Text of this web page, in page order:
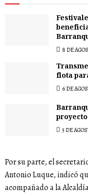
8 DE
flota
6 DE
5 DE
Por su parte, el
Antonio Luque, indicó
acompañado a la